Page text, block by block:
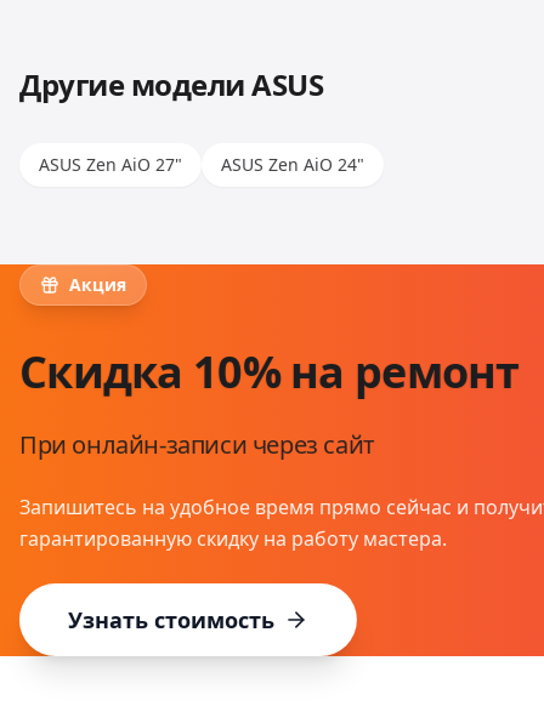
Другие моделиASUS
ASUS Zen AiO 27" ASUS Zen AiO 24"
Акция
Скидка 10% на ремонт
При онлайн-записи через сайт
Запишитесь на удобное время прямо сейчас и
гарантированную скидку на работу мастера.
Узнать стоимость